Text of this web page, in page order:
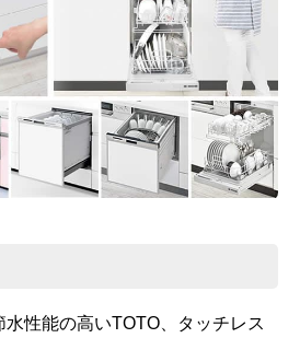
水性能の高いTOTO、タッチレス